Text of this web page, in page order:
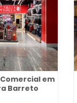
em
Barreto